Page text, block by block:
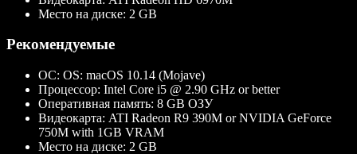
Место на диске: 2 GB
Рекомендуемые
ОС: OS: macOS 10.14 (Mojave)
Процессор: Intel Core i5 @ 2.90 GHz or better
Оперативная память: 8 GB ОЗУ
Видеокарта: ATI Radeon R9 390M or NVIDIA GeForce
750M with 1GB VRAM
Место на диске: 2 GB